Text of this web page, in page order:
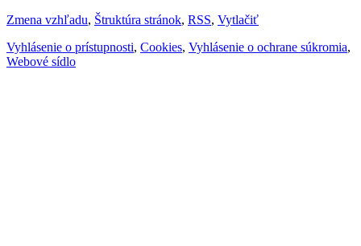
Zmena vzhľadu, Štruktúra stránok, RSS, Vytlačiť
Vyhlásenie o prístupnosti, Cookies, Vyhlásenie o ochrane súkromia,
Webové sídlo